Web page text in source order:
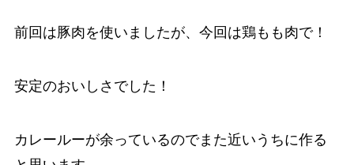
前回は豚肉を使いましたが、今回は鶏もも肉で！
安定のおいしさでした！
カレールーが余っているのでまた近いうちに作る